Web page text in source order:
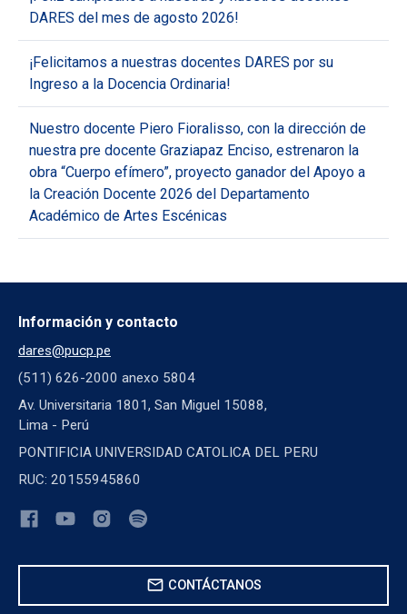
DARES del mes de agosto 2026!
¡Felicitamos a nuestras docentes DARES por su
Ingreso a la Docencia Ordinaria!
Nuestro docente Piero Fioralisso, con la dirección de
nuestra pre docente Graziapaz Enciso, estrenaron la
obra “Cuerpo efímero”, proyecto ganador del Apoyo a
la Creación Docente 2026 del Departamento
Académico de Artes Escénicas
Información y contacto
dares@pucp.pe
(511) 626-2000 anexo 5804
Av. Universitaria 1801, San Miguel 15088,
Lima - Perú
PONTIFICIA UNIVERSIDAD CATOLICA DEL PERU
RUC: 20155945860
mail CONTÁCTANOS